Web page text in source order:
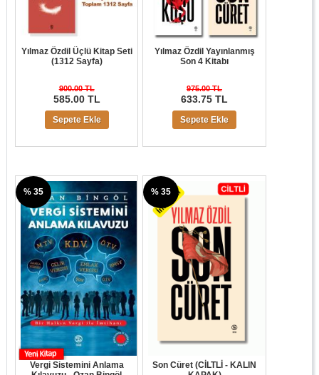
Yılmaz Özdil Üçlü Kitap Seti
(1312 Sayfa)
900.00 TL
585.00 TL
Sepete Ekle
Yılmaz Özdil Yayınlanmış
Son 4 Kitabı
975.00 TL
633.75 TL
Sepete Ekle
Vergi Sistemini Anlama
% 35
Son Cüret (CİLTLİ - KALIN
% 35